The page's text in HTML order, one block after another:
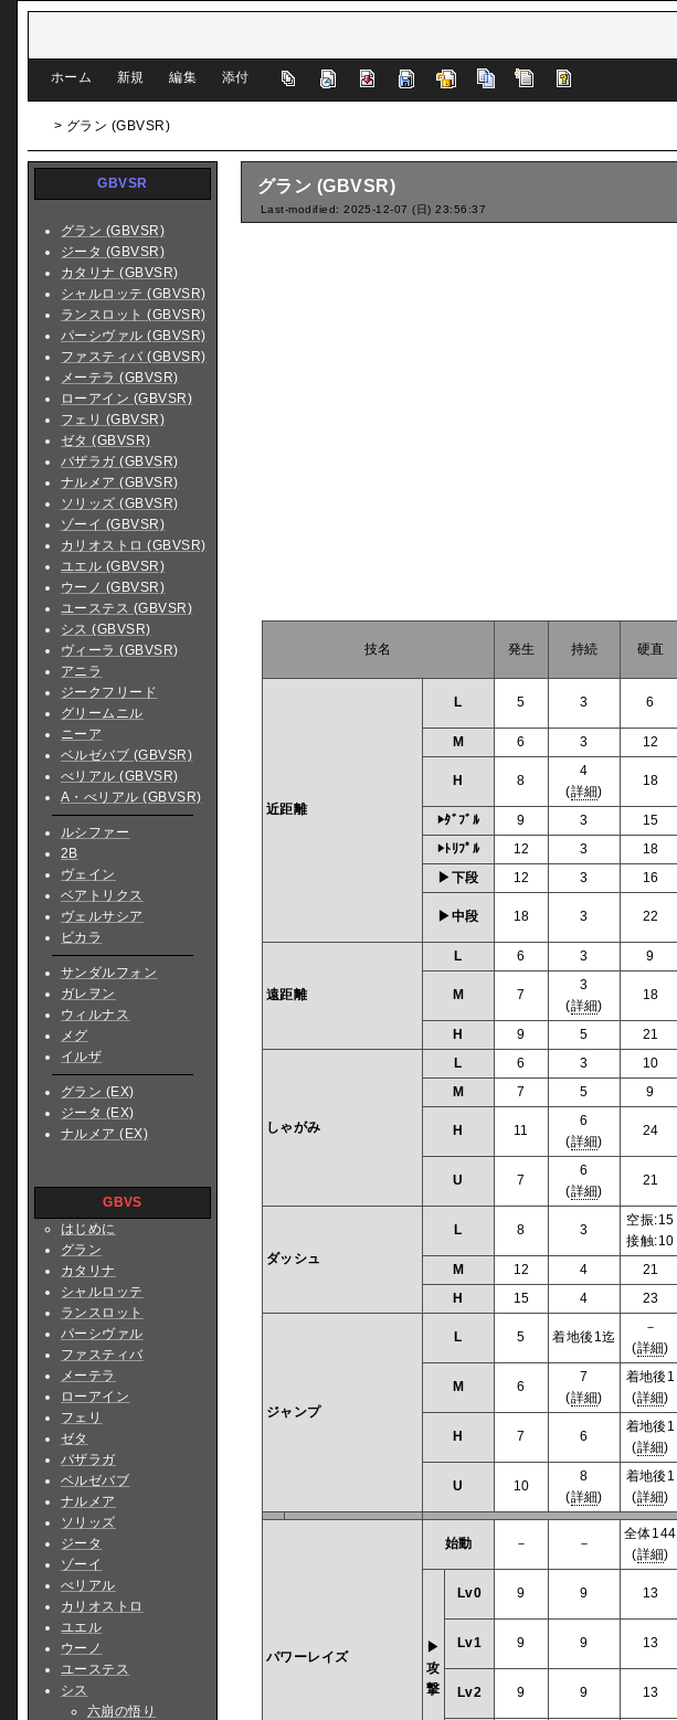
ホーム 新規 編集 添付
> グラン (GBVSR)
グラン (GBVSR)
Last-modified: 2025-12-07 (日) 23:56:37
技名 発生 持続 硬直
近距離
L 5 3 6
M
6 3 12
H 8
4
(詳細)
18
▶ﾀﾞﾌﾞﾙ 9 3 15
▶ﾄﾘﾌﾟﾙ
12 3 18
▶下段
12 3 16
▶中段 18 3 22
遠距離
L 6 3 9
M 7
3
(詳細)
18
H 9 5 21
しゃがみ
L 6 3 10
M
7 5 9
H 11
6
(詳細)
24
U 7
6
(詳細)
21
ダッシュ
L 8 3
空振:15
接触:10
M
12 4 21
H
15 4 23
ジャンプ
L 5 着地後1迄
－
(詳細)
M 6
7
(詳細)
着地後1
(詳細)
H 7 6
着地後1
(詳細)
U 10
8
(詳細)
着地後1
(詳細)
パワーレイズ
始動 － －
全体144
(詳細)
▶
攻
撃
Lv0 9 9 13
Lv1 9 9 13
Lv2 9 9 13
GBVSR
グラン (GBVSR)
ジータ (GBVSR)
カタリナ (GBVSR)
シャルロッテ (GBVSR)
ランスロット (GBVSR)
パーシヴァル (GBVSR)
ファスティバ (GBVSR)
メーテラ (GBVSR)
ローアイン (GBVSR)
フェリ (GBVSR)
ゼタ (GBVSR)
バザラガ (GBVSR)
ナルメア (GBVSR)
ソリッズ (GBVSR)
ゾーイ (GBVSR)
カリオストロ (GBVSR)
ユエル (GBVSR)
ウーノ (GBVSR)
ユーステス (GBVSR)
シス (GBVSR)
ヴィーラ (GBVSR)
アニラ
ジークフリード
グリームニル
ニーア
ベルゼバブ (GBVSR)
べリアル (GBVSR)
A・べリアル (GBVSR)
ルシファー
2B
ヴェイン
ベアトリクス
ヴェルサシア
ビカラ
サンダルフォン
ガレヲン
ウィルナス
メグ
イルザ
グラン (EX)
ジータ (EX)
ナルメア (EX)
GBVS
はじめに
グラン
カタリナ
シャルロッテ
ランスロット
パーシヴァル
ファスティバ
メーテラ
ローアイン
フェリ
ゼタ
バザラガ
ベルゼバブ
ナルメア
ソリッズ
ジータ
ゾーイ
べリアル
カリオストロ
ユエル
ウーノ
ユーステス
シス
六崩の悟り